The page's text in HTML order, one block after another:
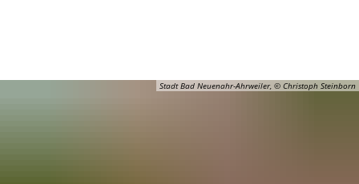
Stadt Bad Neuenahr-Ahrweiler, © Christoph Steinborn